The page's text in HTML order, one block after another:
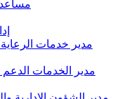
مدير خدمات
مدير الخدمات الدعم